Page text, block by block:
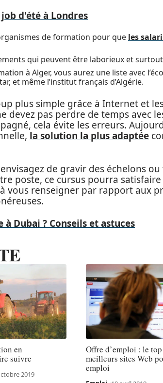
d'été à Londres
de formation pour que les
qui peuvent être laborieux et
à Alger, vous aurez une liste avec
et même l’institut français d’Algérie.
plus simple grâce à Internet et
devez pas perdre de temps avec
cela évite les erreurs.
la solution la plus adaptée
de gravir des échelons ou
poste, ce cursus pourra satisfaire
à vous renseigner par rapport aux
Dubai ? Conseils et astuces
en
suivre
2019
Offre d’emploi : le
meilleurs sites Web
emploi